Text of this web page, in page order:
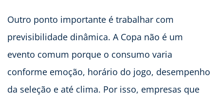
Outro ponto importante é trabalhar com
previsibilidade dinâmica. A Copa não é um
evento comum porque o consumo varia
conforme emoção, horário do jogo, desempenho
da seleção e até clima. Por isso, empresas que